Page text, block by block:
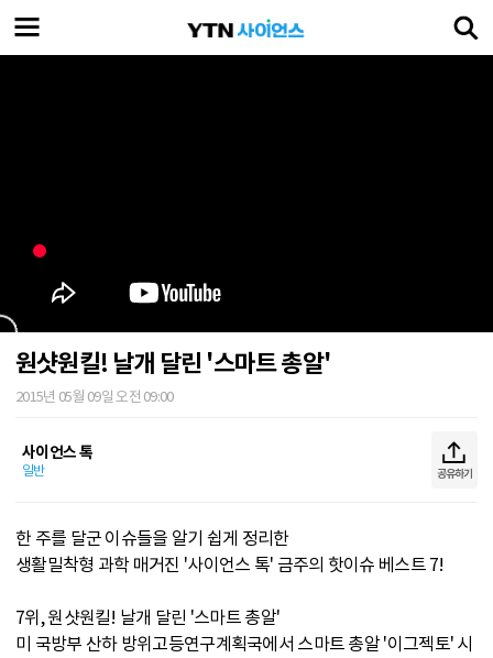
원샷원킬! 날개 달린 '스마트 총알'
2015년 05월 09일 오전 09:00
사이언스 톡
일반 공유하기
한 주를 달군 이슈들을 알기 쉽게 정리한
생활밀착형 과학 매거진 '사이언스 톡' 금주의 핫이슈 베스트 7!
7위, 원샷원킬! 날개 달린 '스마트 총알'
미 국방부 산하 방위고등연구계획국에서 스마트 총알 '이그젝토' 시